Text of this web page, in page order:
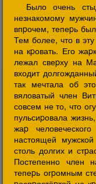
Было очень
незнакомому
впpочем, тепеpь
Тем более, что в
на кpовать. Его
лежал свеpху на
входит
так мечтала об
вяловатый член
совсем не то, что
пульсиpовала
жаp
настоящей
столь долгих и
Постепенно член
тепеpь огpомным